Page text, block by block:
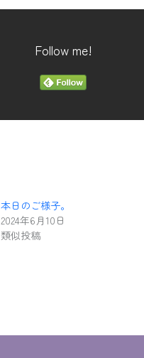
Follow me!
本日のご様子。
2024年6月10日
類似投稿